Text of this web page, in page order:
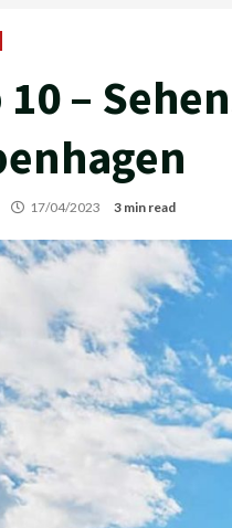
10 –
17/04/2023 3 min read